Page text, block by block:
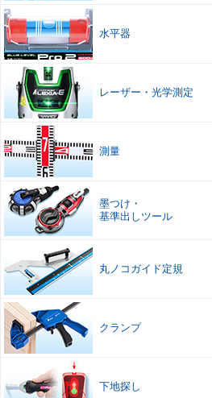
水平器
レーザー ・ 光学測定
測量
墨つけ ・
基準出しツール
丸ノコガイド定規
クランプ
下地探し